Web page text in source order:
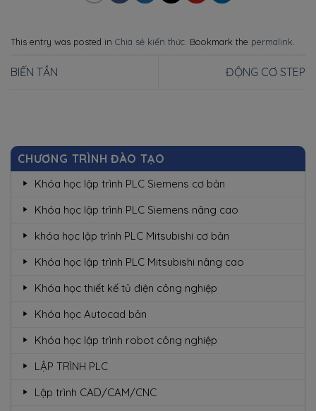
This entry was posted in Chia sẻ kiến thức . Bookmark the permalink
BIẾN TẦN ĐỘNG CƠ STEP
CHƯƠNG TRÌNH ĐÀO TẠO
Khóa học lập trình PLC Siemens cơ bản
Khóa học lập trình PLC Siemens nâng cao
khóa học lập trình PLC Mitsubishi cơ bản
Khóa học lập trình PLC Mitsubishi nâng cao
Khóa học thiết kế tủ điện công nghiệp
Khóa học Autocad bản
Khóa học lập trình robot công nghiệp
LẬP TRÌNH PLC
Lập trình CAD/CAM/CNC